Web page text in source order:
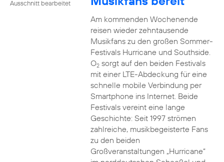
Ausschnitt bearbeitet
Am kommenden Wochenende
reisen wieder zehntausende
Musikfans zu den großen Sommer-
Festivals Hurricane und Southside.
O2sorgt auf den beiden Festivals
mit einer LTE-Abdeckung für eine
schnelle mobile Verbindung per
Smartphone ins Internet. Beide
Festivals vereint eine lange
Geschichte: Seit 1997 strömen
zahlreiche, musikbegeisterte Fans
zu den beiden
Großveranstaltungen „Hurricane“